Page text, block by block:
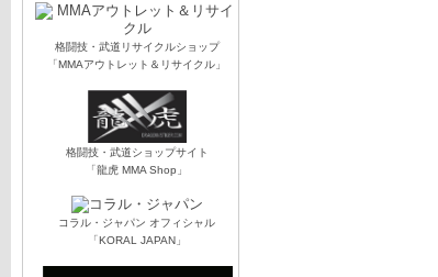
格闘技・武道リサイクルショップ
「MMAアウトレット＆リサイクル」
格闘技・武道ショップサイト
「龍虎 MMA Shop」
コラル・ジャパン オフィシャル
「KORAL JAPAN」